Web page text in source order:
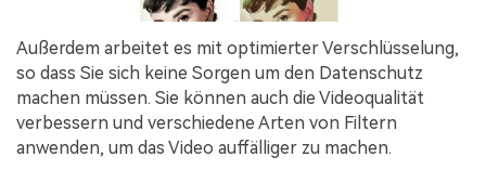
Außerdem arbeitet es mit optimierter Verschlüsselung,
so dass Sie sich keine Sorgen um den Datenschutz
machen müssen. Sie können auch die Videoqualität
verbessern und verschiedene Arten von Filtern
anwenden, um das Video auffälliger zu machen.